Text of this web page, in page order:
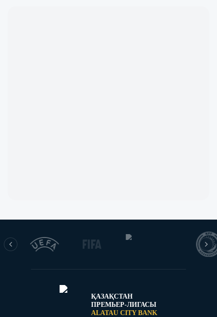
ҚАЗАҚСТАН
ПРЕМЬЕР-ЛИГАСЫ
ALATAU CITY BANK